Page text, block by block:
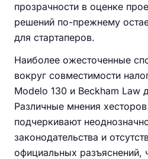
прозрачности в оценке
решений по-прежнему
для стартаперов.
Наиболее ожесточенные
вокруг совместимости
Modelo 130 и Beckham Law
Различные мнения
подчеркивают
законодательства и
официальных разъяснений,